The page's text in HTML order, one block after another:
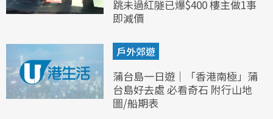
跳未過紅隧已爆$400 樓主做1事
即減價
戶外郊遊
蒲台島一日遊｜「香港南極」蒲
台島好去處 必看奇石 附行山地
圖/船期表